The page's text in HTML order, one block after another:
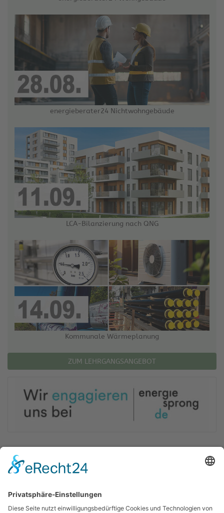
energieberater24 Nichtwohngebäude
LCA-Bilanzierung nach QNG
Kommunale Wärmeplanung
ZUM LEHRGANGSANGEBOT
Öko-Zentrum NRW GmbH
Sachsenweg 8